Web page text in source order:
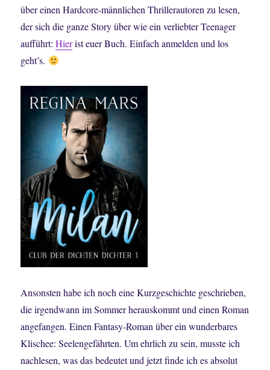
über einen Hardcore-männlichen Thrillerautoren zu lesen,
der sich die ganze Story über wie ein verliebter Teenager
aufführt:Hierist euer Buch. Einfach anmelden und los
geht’s.
Ansonsten habe ich noch eine Kurzgeschichte geschrieben,
die irgendwann im Sommer herauskommt und einen Roman
angefangen. Einen Fantasy-Roman über ein wunderbares
Klischee: Seelengefährten. Um ehrlich zu sein, musste ich
nachlesen, was das bedeutet und jetzt finde ich es absolut